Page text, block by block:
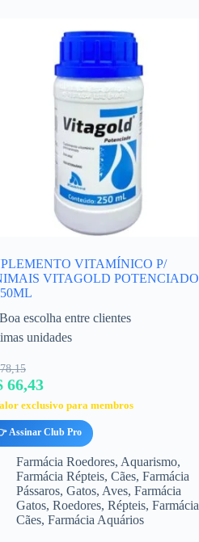
VITAMÍNICO P/
VITAGOLD POTENCIADO
escolha entre clientes
unidades
66,43
exclusivo para membros
Assinar Club Pro
Farmácia Roedores, Aquarismo,
Farmácia Répteis, Cães, Farmácia
Pássaros, Gatos, Aves, Farmácia
Gatos, Roedores, Répteis, Farmácia
Cães, Farmácia Aquários